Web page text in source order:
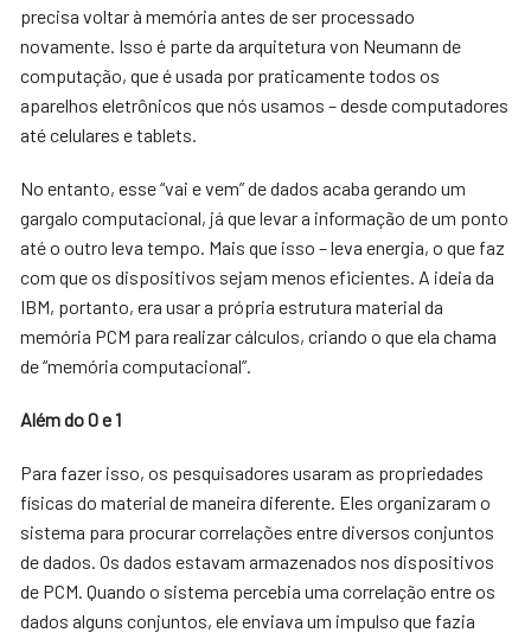
precisa voltar à memória antes de ser processado
novamente. Isso é parte da arquitetura von Neumann de
computação, que é usada por praticamente todos os
aparelhos eletrônicos que nós usamos – desde computadores
até celulares e tablets.
No entanto, esse “vai e vem” de dados acaba gerando um
gargalo computacional, já que levar a informação de um ponto
até o outro leva tempo. Mais que isso – leva energia, o que faz
com que os dispositivos sejam menos eficientes. A ideia da
IBM, portanto, era usar a própria estrutura material da
memória PCM para realizar cálculos, criando o que ela chama
de “memória computacional”.
Além do 0 e 1
Para fazer isso, os pesquisadores usaram as propriedades
físicas do material de maneira diferente. Eles organizaram o
sistema para procurar correlações entre diversos conjuntos
de dados. Os dados estavam armazenados nos dispositivos
de PCM. Quando o sistema percebia uma correlação entre os
dados alguns conjuntos, ele enviava um impulso que fazia